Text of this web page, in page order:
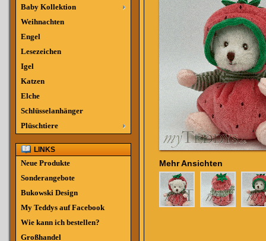
Mehr Ansichten
Baby Kollektion
Weihnachten
Engel
Lesezeichen
Igel
Katzen
Elche
Schlüsselanhänger
Plüschtiere
LINKS
Neue Produkte
Sonderangebote
Bukowski Design
My Teddys auf Facebook
Wie kann ich bestellen?
Großhandel